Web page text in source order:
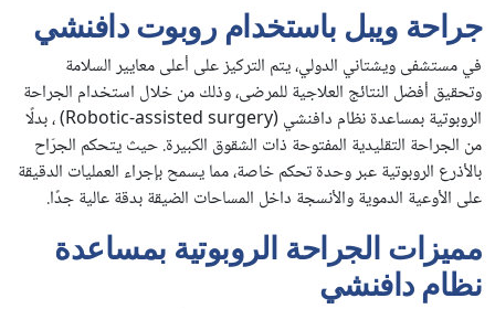
جراحة ويبل باستخدام روبوت دافنشي
في مستشفى ويشتاني الدولي، يتم التركيز على أعلى معايير السلامة
وتحقيق أفضل النتائج العلاجية للمرضى، وذلك من خلال استخدام الجراحة
الروبوتية بمساعدة نظام دافنشي (Robotic-assisted surgery) ، بدلًا
من الجراحة التقليدية المفتوحة ذات الشقوق الكبيرة. حيث يتحكم الجرّاح
بالأذرع الروبوتية عبر وحدة تحكم خاصة، مما يسمح بإجراء العمليات الدقيقة
على الأوعية الدموية والأنسجة داخل المساحات الضيقة بدقة عالية جدًا.
مميزات الجراحة الروبوتية بمساعدة
نظام دافنشي